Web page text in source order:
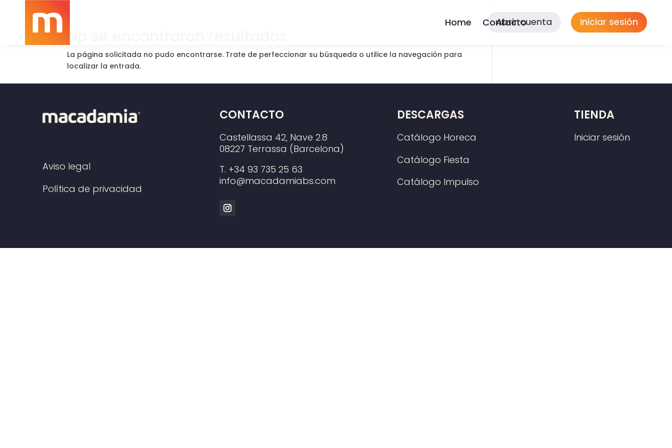
Home Contacto
Abrir cuenta Iniciar sesión
La página solicitada no pudo encontrarse. Trate de perfeccionar su búsqueda o utilice la navegación para
localizar la entrada.
Aviso legal
Política de privacidad
CONTACTO
Castellassa 42, Nave 2.8
08227 Terrassa (Barcelona)
T. +34 93 735 25 63
info@macadamiabs.com
DESCARGAS
Catálogo Horeca
Catálogo Fiesta
Catálogo Impulso
TIENDA
Iniciar sesión